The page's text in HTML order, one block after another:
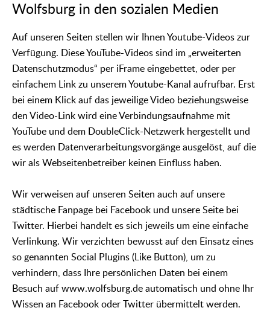
Wolfsburg in den sozialen Medien
Auf unseren Seiten stellen wir Ihnen Youtube-Videos zur
Verfügung. Diese YouTube-Videos sind im „erweiterten
Datenschutzmodus“ per iFrame eingebettet, oder per
einfachem Link zu unserem Youtube-Kanal aufrufbar. Erst
bei einem Klick auf das jeweilige Video beziehungsweise
den Video-Link wird eine Verbindungsaufnahme mit
YouTube und dem DoubleClick-Netzwerk hergestellt und
es werden Datenverarbeitungsvorgänge ausgelöst, auf die
wir als Webseitenbetreiber keinen Einfluss haben.
Wir verweisen auf unseren Seiten auch auf unsere
städtische Fanpage bei Facebook und unsere Seite bei
Twitter. Hierbei handelt es sich jeweils um eine einfache
Verlinkung. Wir verzichten bewusst auf den Einsatz eines
so genannten Social Plugins (Like Button), um zu
verhindern, dass Ihre persönlichen Daten bei einem
Besuch auf www.wolfsburg.de automatisch und ohne Ihr
Wissen an Facebook oder Twitter übermittelt werden.